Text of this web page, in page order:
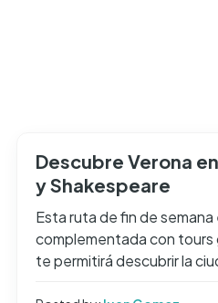
Descubre Verona
y Shakespeare
Esta ruta de fin de semana
complementada con tours
te permitirá descubrir la